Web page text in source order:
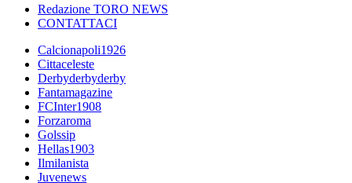
Redazione TORO NEWS
CONTATTACI
Calcionapoli1926
Cittaceleste
Derbyderbyderby
Fantamagazine
FCInter1908
Forzaroma
Golssip
Hellas1903
Ilmilanista
Juvenews